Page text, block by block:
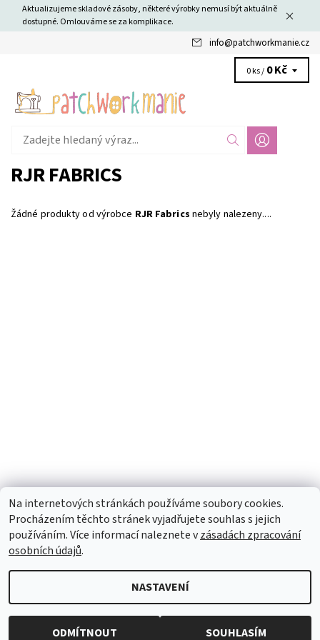
Aktualizujeme skladové zásoby, některé výrobky nemusí být aktuálně
dostupné. Omlouváme se za komplikace.
info@patchworkmanie.cz
0 ks / 0 Kč
RJR FABRICS
Žádné produkty od výrobce RJR Fabrics nebyly nalezeny....
Partneři Toaletní papír Ubrousky Práce na doma
Swarovski šperky | Prostěradla
2026 © Patchworkmanie, všechna práva vyhrazena
nastavení cookies
Na internetových stránkách používáme soubory cookies.
Procházením těchto stránek vyjadřujete souhlas s jejich
používáním. Více informací naleznete vzásadách zpracování
osobních údajů.
NASTAVENÍ
ODMÍTNOUT SOUHLASÍM